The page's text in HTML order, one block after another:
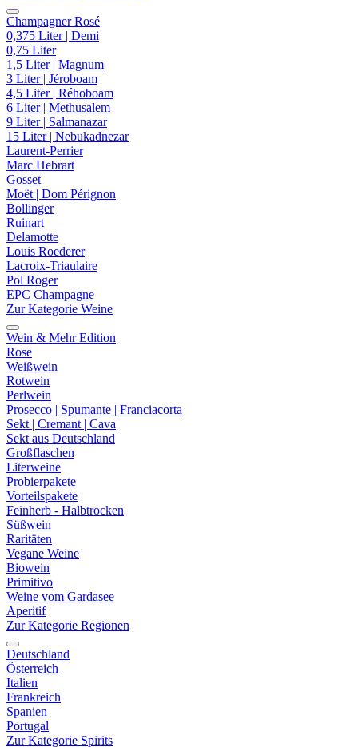
Champagner Rosé
0,375 Liter | Demi
0,75 Liter
1,5 Liter | Magnum
3 Liter | Jéroboam
4,5 Liter | Réhoboam
6 Liter | Methusalem
9 Liter | Salmanazar
15 Liter | Nebukadnezar
Laurent-Perrier
Marc Hebrart
Gosset
Moët | Dom Pérignon
Bollinger
Ruinart
Delamotte
Louis Roederer
Lacroix-Triaulaire
Pol Roger
EPC Champagne
Zur Kategorie Weine
Wein & Mehr Edition
Rose
Weißwein
Rotwein
Perlwein
Prosecco | Spumante | Franciacorta
Sekt | Cremant | Cava
Sekt aus Deutschland
Großflaschen
Literweine
Probierpakete
Vorteilspakete
Feinherb - Halbtrocken
Süßwein
Raritäten
Vegane Weine
Biowein
Primitivo
Weine vom Gardasee
Aperitif
Zur Kategorie Regionen
Deutschland
Österreich
Italien
Frankreich
Spanien
Portugal
Zur Kategorie Spirits